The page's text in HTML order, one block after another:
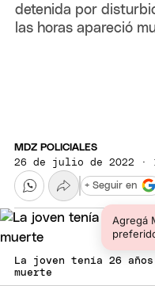
detenida por
las horas apareció
MDZ POLICIALES
26 de julio de 2022 ·
Agregá
+ Seguir en
La joven tenía 26
muerte